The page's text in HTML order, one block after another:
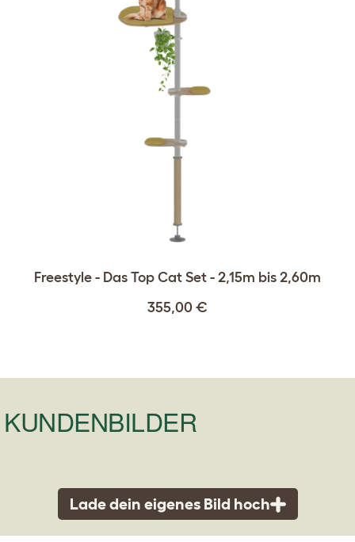
Freestyle - Das Top Cat Set - 2,15m bis 2,60m
355,00 €
KUNDENBILDER
Lade dein eigenes Bild hoch